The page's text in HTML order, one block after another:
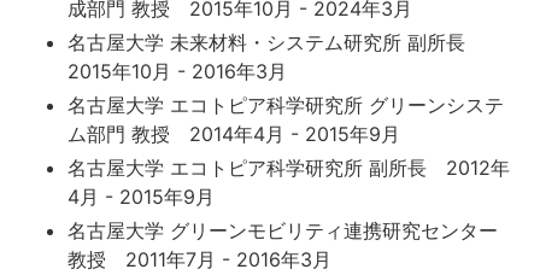
成部門 教授 2015年10月 - 2024年3月
名古屋大学 未来材料・システム研究所 副所長
2015年10月 - 2016年3月
名古屋大学 エコトピア科学研究所 グリーンシステ
ム部門 教授 2014年4月 - 2015年9月
名古屋大学 エコトピア科学研究所 副所長 2012年
4月 - 2015年9月
名古屋大学 グリーンモビリティ連携研究センター
教授 2011年7月 - 2016年3月